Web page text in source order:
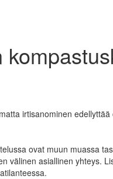
irtisanominen
ovat muun muassa
välinen asiallinen yhteys.